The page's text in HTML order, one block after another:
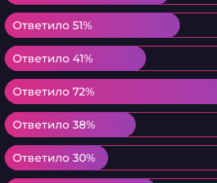
Ответило 51%
Ответило 51%
Ответило 41%
Ответило 41%
Ответило 72%
Ответило 72%
Ответило 38%
Ответило 38%
Ответило 30%
Ответило 30%